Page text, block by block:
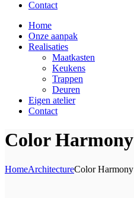
Contact
Home
Onze aanpak
Realisaties
Maatkasten
Keukens
Trappen
Deuren
Eigen atelier
Contact
Color Harmony
HomeArchitectureColor Harmony